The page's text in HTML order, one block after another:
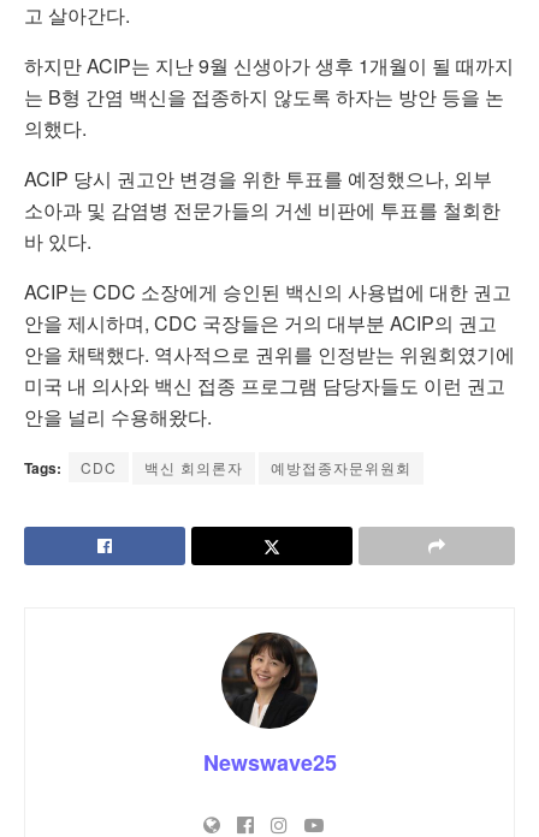
고 살아간다.
하지만 ACIP는 지난 9월 신생아가 생후 1개월이 될 때까지
는 B형 간염 백신을 접종하지 않도록 하자는 방안 등을 논
의했다.
ACIP 당시 권고안 변경을 위한 투표를 예정했으나, 외부
소아과 및 감염병 전문가들의 거센 비판에 투표를 철회한
바 있다.
ACIP는 CDC 소장에게 승인된 백신의 사용법에 대한 권고
안을 제시하며, CDC 국장들은 거의 대부분 ACIP의 권고
안을 채택했다. 역사적으로 권위를 인정받는 위원회였기에
미국 내 의사와 백신 접종 프로그램 담당자들도 이런 권고
안을 널리 수용해왔다.
Tags: CDC 백신 회의론자 예방접종자문위원회
Newswave25